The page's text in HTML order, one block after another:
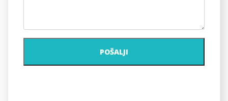
POŠALJI